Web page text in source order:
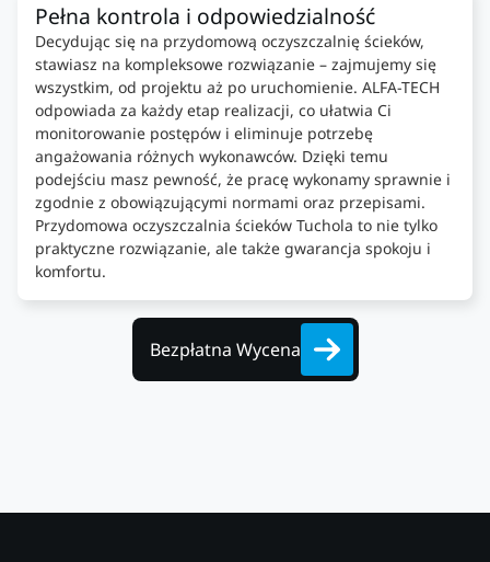
Pełna kontrola i odpowiedzialność
Decydując się na przydomową oczyszczalnię ścieków,
stawiasz na kompleksowe rozwiązanie – zajmujemy się
wszystkim, od projektu aż po uruchomienie. ALFA-TECH
odpowiada za każdy etap realizacji, co ułatwia Ci
monitorowanie postępów i eliminuje potrzebę
angażowania różnych wykonawców. Dzięki temu
podejściu masz pewność, że pracę wykonamy sprawnie i
zgodnie z obowiązującymi normami oraz przepisami.
Przydomowa oczyszczalnia ścieków Tuchola to nie tylko
praktyczne rozwiązanie, ale także gwarancja spokoju i
komfortu.
Bezpłatna Wycena